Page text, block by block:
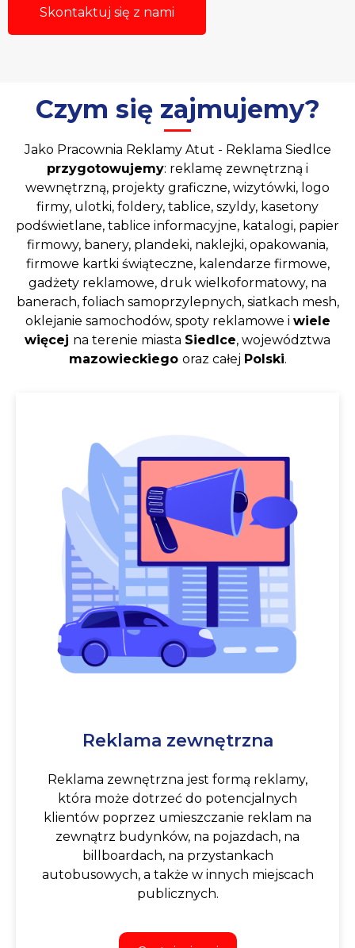
Skontaktuj się z nami
Czym się zajmujemy?
Jako Pracownia Reklamy Atut - Reklama Siedlce
przygotowujemy: reklamę zewnętrzną i
wewnętrzną, projekty graficzne, wizytówki, logo
firmy, ulotki, foldery, tablice, szyldy, kasetony
podświetlane, tablice informacyjne, katalogi, papier
firmowy, banery, plandeki, naklejki, opakowania,
firmowe kartki świąteczne, kalendarze firmowe,
gadżety reklamowe, druk wielkoformatowy, na
banerach, foliach samoprzylepnych, siatkach mesh,
oklejanie samochodów, spoty reklamowe i wiele
więcej na terenie miasta Siedlce, województwa
mazowieckiego oraz całej Polski.
Reklama zewnętrzna
Reklama zewnętrzna jest formą reklamy,
która może dotrzeć do potencjalnych
klientów poprzez umieszczanie reklam na
zewnątrz budynków, na pojazdach, na
billboardach, na przystankach
autobusowych, a także w innych miejscach
publicznych.